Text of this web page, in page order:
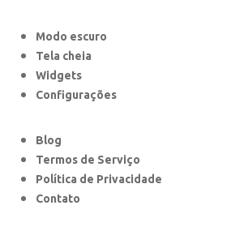
Modo escuro
Tela cheia
Widgets
Configurações
Blog
Termos de Serviço
Política de Privacidade
Contato